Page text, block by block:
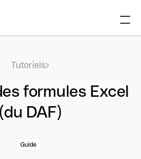
Tutoriels
formules Excel
(du DAF)
Guide